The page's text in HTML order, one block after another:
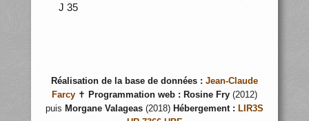
J 35
Réalisation de la base de données : Jean-Claude
Farcy ✝ Programmation web : Rosine Fry (2012)
puis Morgane Valageas (2018) Hébergement : LIR3S